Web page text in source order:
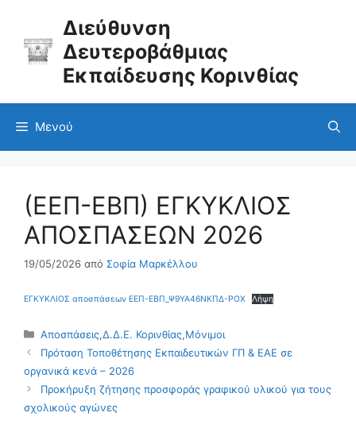
Διεύθυνση
Δευτεροβάθμιας
Εκπαίδευσης Κορινθίας
Μενού
(ΕΕΠ-ΕΒΠ) ΕΓΚΥΚΛΙΟΣ
ΑΠΟΣΠΑΣΕΩΝ 2026
19/05/2026 από Σοφία Μαρκέλλου
ΕΓΚΥΚΛΙΟΣ αποσπάσεων ΕΕΠ-ΕΒΠ_Ψ9ΥΑ46ΝΚΠΔ-ΡΟΧ Λήψη
Κατηγορίες
Αποσπάσεις,Δ.Δ.Ε. Κορινθίας,Μόνιμοι
Πρόταση Τοποθέτησης Εκπαιδευτικών ΓΠ & ΕΑΕ σε
οργανικά κενά – 2026
Προκήρυξη ζήτησης προσφοράς γραφικού υλικού για τους
σχολικούς αγώνες